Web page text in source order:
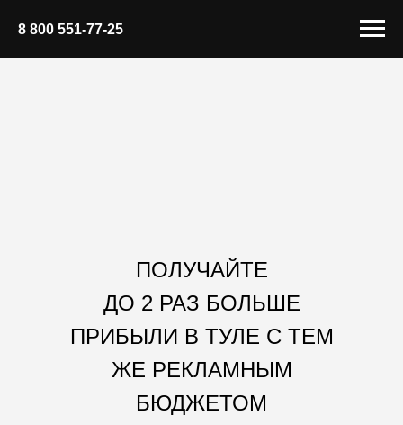
8 800 551-77-25
ПОЛУЧАЙТЕ
ДО 2 РАЗ БОЛЬШЕ
ПРИБЫЛИ В ТУЛЕ С ТЕМ
ЖЕ РЕКЛАМНЫМ
БЮДЖЕТОМ